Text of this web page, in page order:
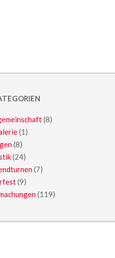
(8)
(1)
(8)
(24)
(7)
(9)
(119)